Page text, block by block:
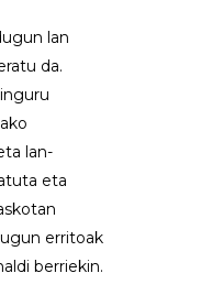
lan
da.
lan-
eta
erritoak
berriekin.